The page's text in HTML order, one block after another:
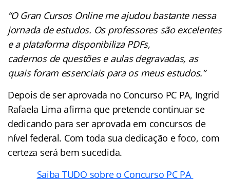
“O Gran Cursos Online me ajudou bastante nessa
jornada de estudos. Os professores são excelentes
e a plataforma disponibiliza PDFs,
cadernos de questões e aulas degravadas, as
quais foram essenciais para os meus estudos.”
Depois de ser aprovada no Concurso PC PA, Ingrid
Rafaela Lima afirma que pretende continuar se
dedicando para ser aprovada em concursos de
nível federal. Com toda sua dedicação e foco, com
certeza será bem sucedida.
Saiba TUDO sobre o Concurso PC PA